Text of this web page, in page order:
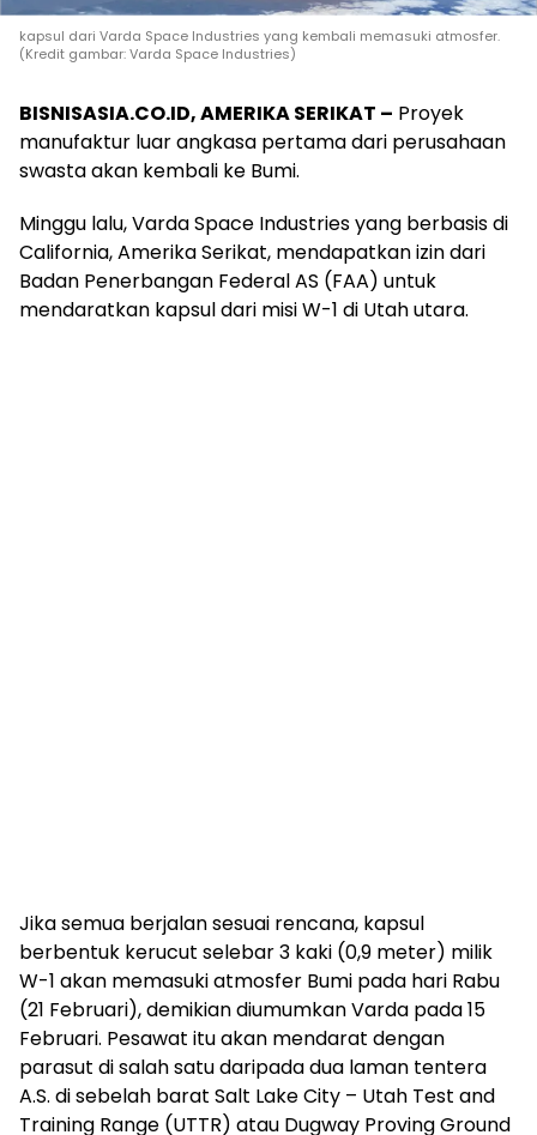
kapsul dari Varda Space Industries yang kembali memasuki atmosfer.
(Kredit gambar: Varda Space Industries)
BISNISASIA.CO.ID, AMERIKA SERIKAT – Proyek
manufaktur luar angkasa pertama dari perusahaan
swasta akan kembali ke Bumi.
Minggu lalu, Varda Space Industries yang berbasis di
California, Amerika Serikat, mendapatkan izin dari
Badan Penerbangan Federal AS (FAA) untuk
mendaratkan kapsul dari misi W-1 di Utah utara.
Jika semua berjalan sesuai rencana, kapsul
berbentuk kerucut selebar 3 kaki (0,9 meter) milik
W-1 akan memasuki atmosfer Bumi pada hari Rabu
(21 Februari), demikian diumumkan Varda pada 15
Februari. Pesawat itu akan mendarat dengan
parasut di salah satu daripada dua laman tentera
A.S. di sebelah barat Salt Lake City – Utah Test and
Training Range (UTTR) atau Dugway Proving Ground